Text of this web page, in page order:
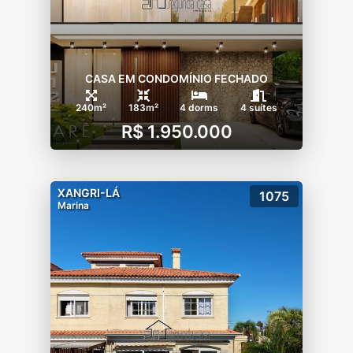
- Playground
- Ciclovia
- Quiosque
- Quadra poliesportiva
- Quadra futvôlei
- Piscina adulto
- Piscina infantil
CASA EM CONDOMÍNIO FECHADO
240m² 183m² 4 dorms 4 suítes
R$ 1.950.000
XANGRI-LÁ
Marina
1075